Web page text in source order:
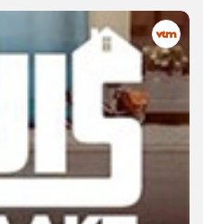
19 afleveringen
in juni 2026.